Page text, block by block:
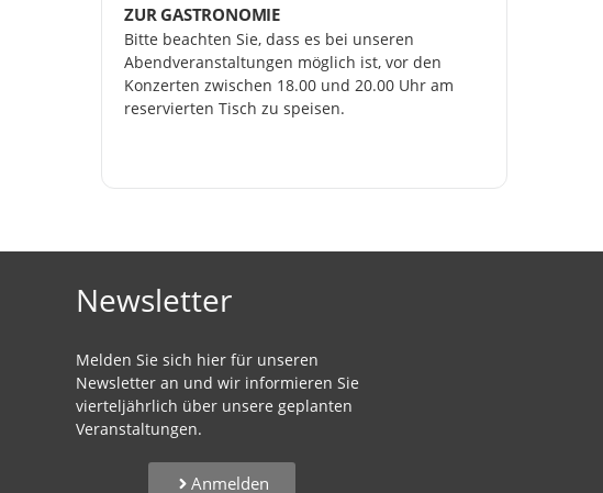
ZUR GASTRONOMIE
Bitte beachten Sie, dass es bei unseren
Abendveranstaltungen möglich ist, vor den
Konzerten zwischen 18.00 und 20.00 Uhr am
reservierten Tisch zu speisen.
Newsletter
Melden Sie sich hier für unseren
Newsletter an und wir informieren Sie
vierteljährlich über unsere geplanten
Veranstaltungen.
Anmelden